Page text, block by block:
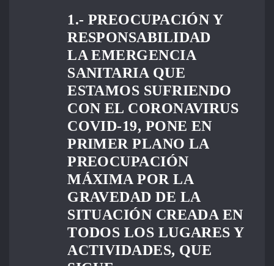
1.- PREOCUPACIÓN Y
RESPONSABILIDAD
LA EMERGENCIA
SANITARIA QUE
ESTAMOS SUFRIENDO
CON EL CORONAVIRUS
COVID-19, PONE EN
PRIMER PLANO LA
PREOCUPACIÓN
MÁXIMA POR LA
GRAVEDAD DE LA
SITUACIÓN CREADA EN
TODOS LOS LUGARES Y
ACTIVIDADES, QUE